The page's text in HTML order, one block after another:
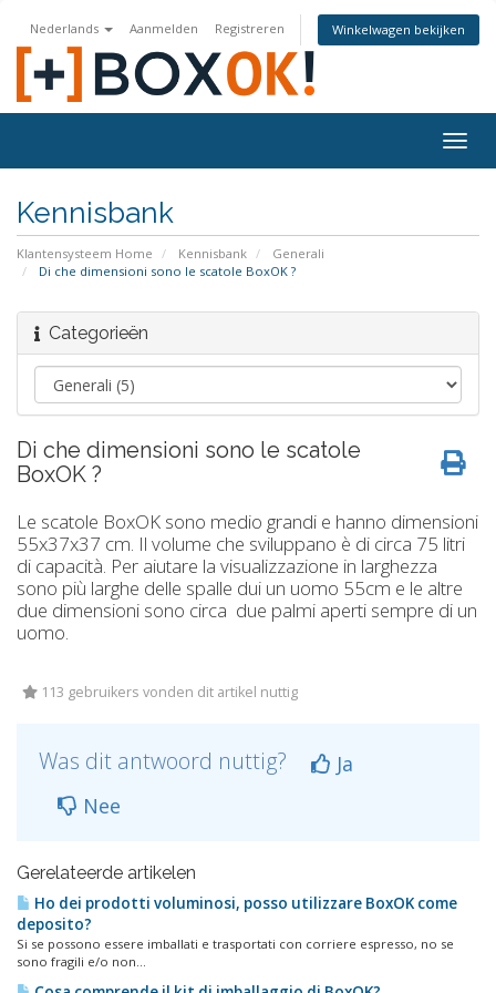
Nederlands Aanmelden Registreren Winkelwagen bekijken
Kennisbank
Klantensysteem Home Kennisbank
Generali
Di che dimensioni sono le scatole BoxOK ?
Categorieën
Di che dimensioni sono le scatole
BoxOK ?
Le scatole BoxOK sono medio grandi e hanno dimensioni
55x37x37 cm. Il volume che sviluppano è di circa 75 litri
di capacità. Per aiutare la visualizzazione in larghezza
sono più larghe delle spalle dui un uomo 55cm e le altre
due dimensioni sono circa due palmi aperti sempre di un
uomo.
113 gebruikers vonden dit artikel nuttig
Was dit antwoord nuttig?
Ja
Nee
Gerelateerde artikelen
Ho dei prodotti voluminosi, posso utilizzare BoxOK come
deposito?
Si se possono essere imballati e trasportati con corriere espresso, no se
sono fragili e/o non...